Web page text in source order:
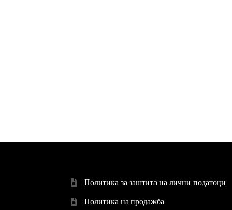
Политика за заштита на лични податоци
Политика на продажба